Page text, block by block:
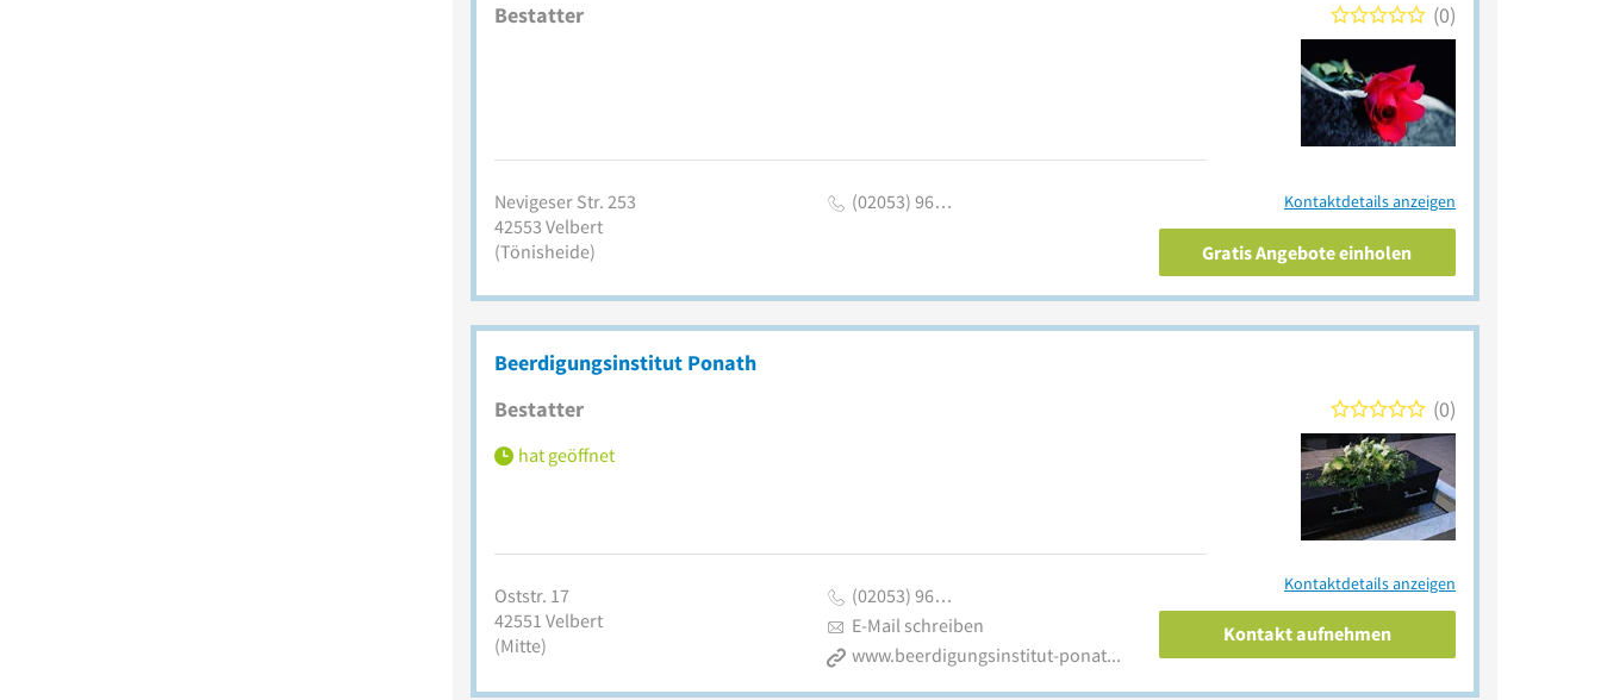
Bestatter
0
Nevigeser Str. 253
42553 Velbert
(Tönisheide)
(02053) 96… Kontaktdetails anzeigen
Gratis Angebote einholen
Beerdigungsinstitut Ponath
Bestatter
hat geöffnet
0
Oststr. 17
42551 Velbert
(Mitte)
(02053) 96…
E-Mail schreiben
www.beerdigungsinstitut-ponath.de
Kontaktdetails anzeigen
Kontakt aufnehmen